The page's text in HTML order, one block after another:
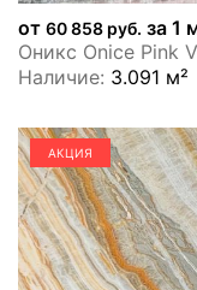
от 60 858 руб. за 1
Оникс Onice Pink
Наличие: 3.091 м²
АКЦИЯ